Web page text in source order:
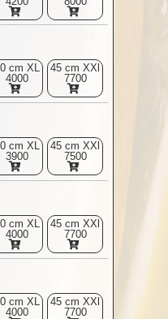
cm XL
4000
45 cm XXl
7700
cm XL
3900
45 cm XXl
7500
cm XL
4000
45 cm XXl
7700
cm XL
4000
45 cm XXl
7700